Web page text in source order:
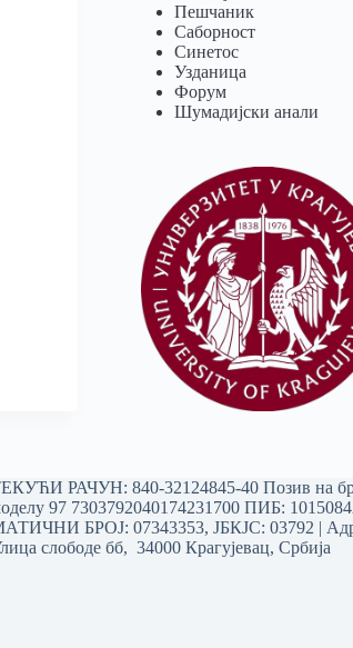
Пешчаник
Саборност
Синетос
Узданица
Форум
Шумадијски анали
РАЧУН: 840-32124845-40 Позив на
97 7303792040174231700ПИБ:
БРОЈ: 07343353, ЈБКЈС: 03792 |
слободе бб, 34000 Крагујевац, Србија